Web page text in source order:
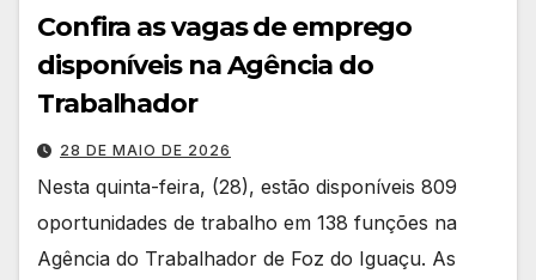
Confira as vagas de emprego
disponíveis na Agência do
Trabalhador
28 DE MAIO DE 2026
Nesta quinta-feira, (28), estão disponíveis 809
oportunidades de trabalho em 138 funções na
Agência do Trabalhador de Foz do Iguaçu. As